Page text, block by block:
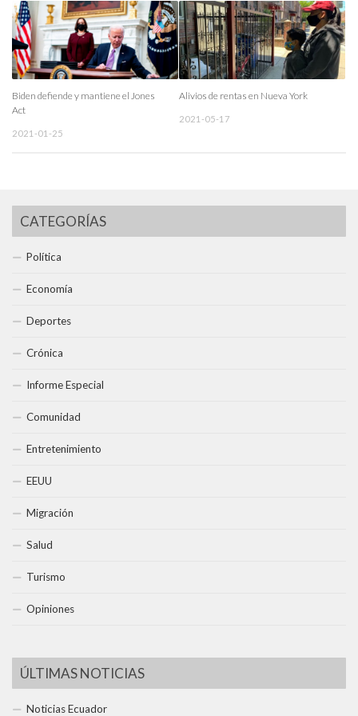
Biden defiende y mantiene el Jones
Act
2021-01-25
Alivios de rentas en Nueva York
2021-05-17
CATEGORÍAS
Política
Economía
Deportes
Crónica
Informe Especial
Comunidad
Entretenimiento
EEUU
Migración
Salud
Turismo
Opiniones
ÚLTIMAS NOTICIAS
Noticias Ecuador